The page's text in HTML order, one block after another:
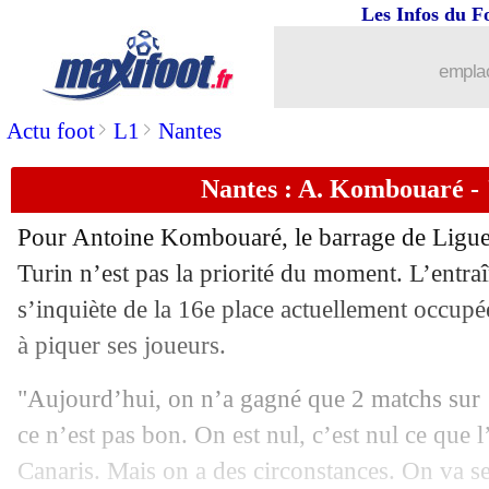
Actu foot> L1 > Nantes
Les Infos du
Nantes : A. Kombouaré
Pour Antoine Kombouaré, le barrage de
Turin n’est pas la priorité du moment.
s’inquiète de la 16e place actuellement
à piquer ses joueurs.
"Aujourd’hui, on n’a gagné que 2 matchs
ce n’est pas bon. On est nul, c’est nul ce que
Canaris. Mais on a des circonstances. On va
Flamengo : Gerson, accord avec
31/12 OM: le point mercato de Tudor
31/12 OM: un buteur recruté ? Tudor ouvre
31/12 Ang.: puni, Rashford libère MU !
31/12 M'Gladbach
31/12 Man Utd: Rashford sanctionné... 45
Rennes : Badé repart en prêt (officiel)